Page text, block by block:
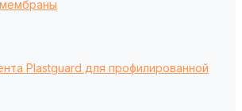
Plastguard для профилированной